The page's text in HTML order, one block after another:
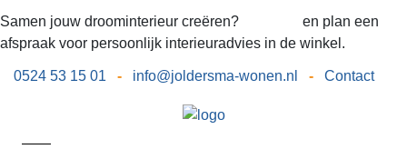
Samen jouw droominterieur creëren?
en plan een
afspraak voor persoonlijk interieuradvies in de winkel.
0524 53 15 01 - info@joldersma-wonen.nl - Contact